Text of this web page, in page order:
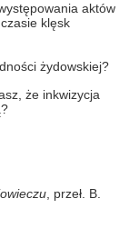
aktów
klęsk
żydowskiej?
że inkwizycja
, przeł. B.